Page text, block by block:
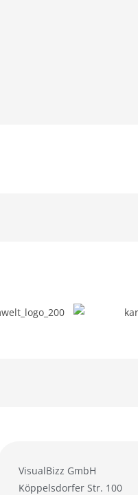
VisualBizz GmbH
Köppelsdorfer Str. 100